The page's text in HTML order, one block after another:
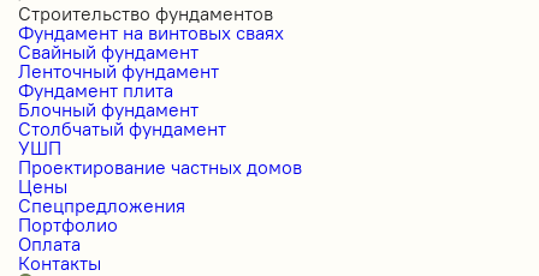
Строительство фундаментов
Фундамент на винтовых сваях
Свайный фундамент
Ленточный фундамент
Фундамент плита
Блочный фундамент
Столбчатый фундамент
УШП
Проектирование частных домов
Цены
Спецпредложения
Портфолио
Оплата
Контакты